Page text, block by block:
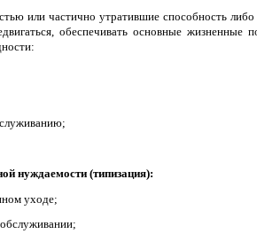
или частично утратившие способность
обеспечивать основные жизненные
нуждаемости (типизация):
уходе;